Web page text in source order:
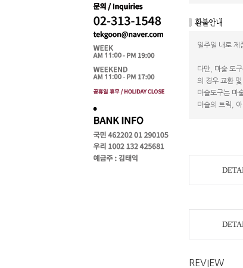
일주일 내로 제
다만, 마술 도
의 경우 교환
마술도구는 마
마술의 트릭,
REVIEW